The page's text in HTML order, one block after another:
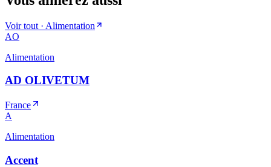
Voir tout · Alimentation
AO
Alimentation
AD OLIVETUM
France
A
Alimentation
Accent